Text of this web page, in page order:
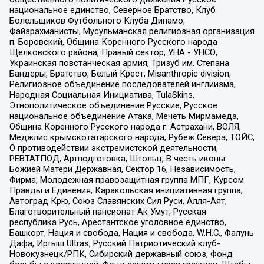
национальное единство, Северное Братство, Клуб
Болельщиков Футбольного Клуба Динамо,
Файзрахманисты, Мусульманская религиозная организация
п. Боровский, Община Коренного Русского народа
Щелковского района, Правый сектор, УНА - УНСО,
Украинская повстанческая армия, Тризуб им. Степана
Бандеры, Братство, Белый Крест, Misanthropic division,
Религиозное объединение последователей инглиизма,
Народная Социальная Инициатива, TulaSkins,
Этнополитическое объединение Русские, Русское
национальное объединение Атака, Мечеть Мирмамеда,
Община Коренного Русского народа г. Астрахани, ВОЛЯ,
Меджлис крымскотатарского народа, Рубеж Севера, ТОЙС,
О противодействии экстремистской деятельности,
РЕВТАТПОД, Артподготовка, Штольц, В честь иконы
Божией Матери Державная, Сектор 16, Независимость,
Фирма, Молодежная правозащитная группа МПГ, Курсом
Правды и Единения, Каракольская инициативная группа,
Автоград Крю, Союз Славянских Сил Руси, Алля-Аят,
Благотворительный пансионат Ак Умут, Русская
республика Русь, Арестантское уголовное единство,
Башкорт, Нация и свобода, Нация и свобода, W.H.С., Фалунь
Дафа, Иртыш Ultras, Русский Патриотический клуб-
Новокузнецк/РПК, Сибирский державный союз, Фонд